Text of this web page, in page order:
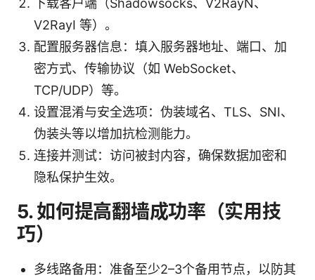
V2RayI 等）。
配置服务器信息：填入服务器地址、端口、加
密方式、传输协议（如 WebSocket、
TCP/UDP）等。
设置混淆与安全选项：伪装域名、TLS、SNI、
伪装头等以增加抗检测能力。
连接并测试：访问被封内容，确保数据加密和
隐私保护生效。
5. 如何提高翻墙成功率（实用技
巧）
多线路备用：准备至少2–3个备用节点，以防其